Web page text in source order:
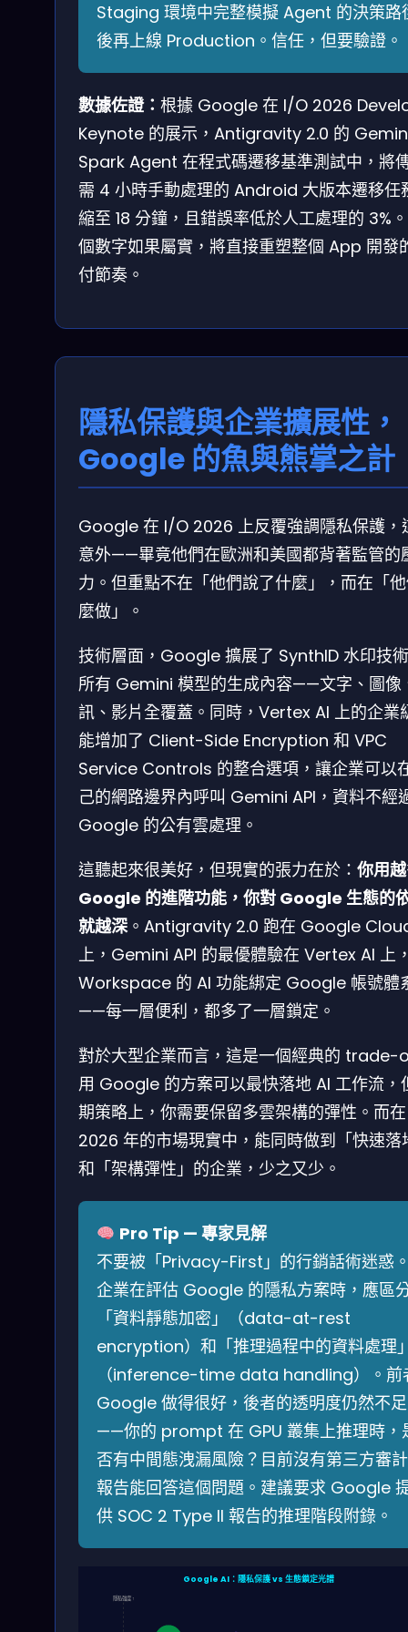
Staging 環境中完整模擬 Agent 的決策路
後再上線 Production。信任，但要驗證。
數據佐證： 根據 Google 在 I/O 2026
Keynote 的展示，Antigravity 2.0 的
Spark Agent 在程式碼遷移基準測試中，將
需 4 小時手動處理的 Android 大版本遷移任
縮至 18 分鐘，且錯誤率低於人工處理的 3%
個數字如果屬實，將直接重塑整個 App 開發
付節奏。
隱私保護與企業擴展性，
Google 的魚與熊掌之計
Google 在 I/O 2026 上反覆強調隱私保護，
意外——畢竟他們在歐洲和美國都背著監管的
力。但重點不在「他們說了什麼」，而在「
麼做」。
技術層面，Google 擴展了 SynthID 水印技
所有 Gemini 模型的生成內容——文字、圖像
訊、影片全覆蓋。同時，Vertex AI 上的企業
能增加了 Client-Side Encryption 和 VPC
Service Controls 的整合選項，讓企業可以
己的網路邊界內呼叫 Gemini API，資料不經
Google 的公有雲處理。
這聽起來很美好，但現實的張力在於： 你用
Google 的進階功能，你對 Google 生態的
就越深。Antigravity 2.0 跑在 Google
上，Gemini API 的最優體驗在 Vertex AI 上
Workspace 的 AI 功能綁定 Google 帳號體
——每一層便利，都多了一層鎖定。
對於大型企業而言，這是一個經典的 trade-
用 Google 的方案可以最快落地 AI 工作流，
期策略上，你需要保留多雲架構的彈性。而在
2026 年的市場現實中，能同時做到「快速落
和「架構彈性」的企業，少之又少。
Pro Tip — 專家見解
不要被「Privacy-First」的行銷話術迷惑
企業在評估 Google 的隱私方案時，應區
「資料靜態加密」（data-at-rest
encryption）和「推理過程中的資料處理
（inference-time data handling）。前
Google 做得很好，後者的透明度仍然不足
——你的 prompt 在 GPU 叢集上推理時，
否有中間態洩漏風險？目前沒有第三方審計
報告能回答這個問題。建議要求 Google
供 SOC 2 Type II 報告的推理階段附錄。
Google AI：隱私保護 vs 生態鎖定光譜
隱私強度 ↑